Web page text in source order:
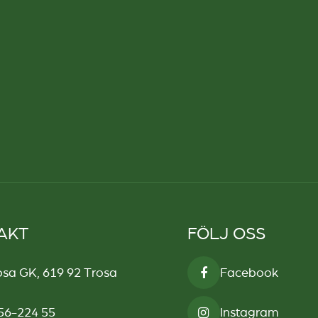
GK, 619 92 Trosa
224 55
FÖLJ OSS
Facebook
Instagram